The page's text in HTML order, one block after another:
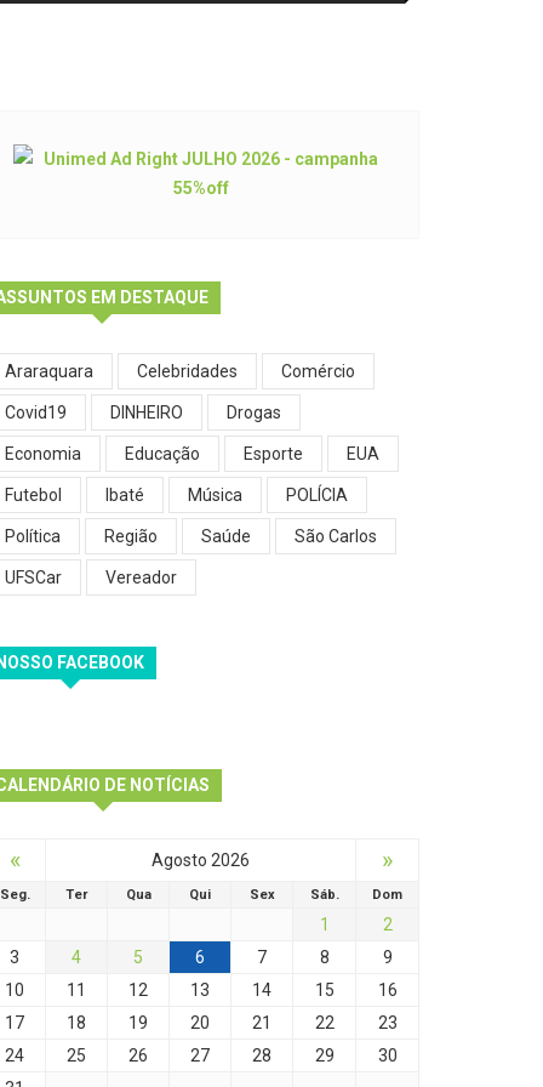
EM DESTAQUE
Araraquara Celebridades Comércio
Covid19 DINHEIRO Drogas
Economia Educação Esporte EUA
Futebol Ibaté Música POLÍCIA
Política Região Saúde São Carlos
UFSCar Vereador
FACEBOOK
DE NOTÍCIAS
« Agosto 2026 »
Seg. Ter Qua Qui Sex Sáb. Dom
1
2
3
4 5 6 7 8
9
10
11 12 13 14 15
16
17
18 19 20 21 22
23
24
25 26 27 28 29
30